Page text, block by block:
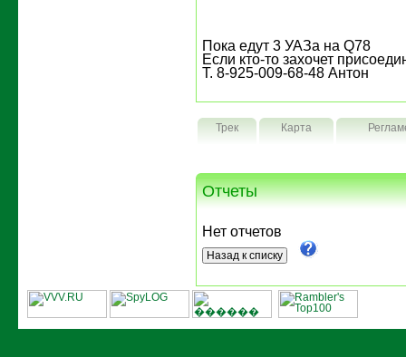
Пока едут 3 УАЗа на Q78
Если кто-то захочет
Т. 8-925-009-68-48 Антон
Трек Карта
Отчеты
Нет отчетов